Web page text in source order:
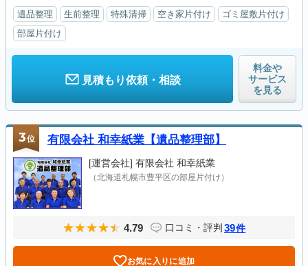
遺品整理 生前整理 特殊清掃 空き家片付け
ゴミ屋敷片付け
部屋片付け
見積もり依頼・相談
料金や
サービス
を見る
3位 有限会社 和幸紙業【遺品整理部】
[運営会社] 有限会社 和幸紙業
（北海道札幌市豊平区の部屋片付け）
4.79 口コミ・評判 39件
お気に入りに追加